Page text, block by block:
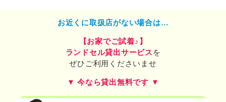
お近くに取扱店がない場合は…
【お家でご試着♪】
ランドセル貸出サービス を
ぜひご利用くださいませ
▼ 今なら貸出無料です ▼